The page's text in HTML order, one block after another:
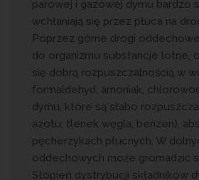
parowej i gazowej dymu bardzo
wchłaniają się przez płuca na
Poprzez górne drogi
do organizmu substancje lotne,
się dobrą rozpuszczalnością w
formaldehyd, amoniak,
dymu, które są słabo
azotu, tlenek węgla, benzen),
pęcherzykach płucnych. W
oddechowych może gromadzić
Stopień dystrybucji składników